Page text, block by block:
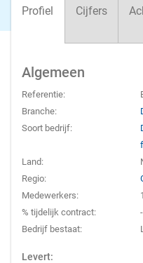
Profiel Cijfers
Algemeen
Referentie:
Branche:
Soort bedrijf:
Land:
Regio:
Medewerkers:
1
% tijdelijk contract:
-
Bedrijf bestaat:
Levert: